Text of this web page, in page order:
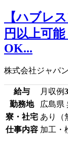
【ハブレ
円以上可
OK...
株式会社ジャパ
給与 月収例
勤務地
広島県
寮・社宅 あり（
仕事内容 加工・